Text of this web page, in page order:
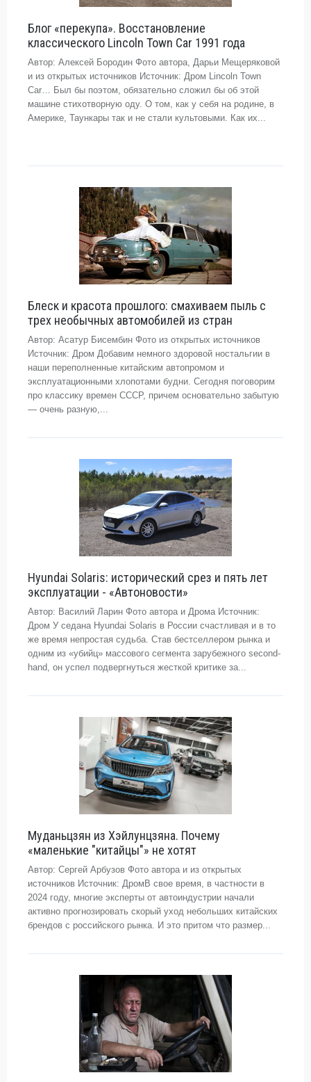
Блог «перекупа». Восстановление
классического Lincoln Town Car 1991 года
Автор: Алексей Бородин Фото автора, Дарьи Мещеряковой
и из открытых источников Источник: Дром Lincoln Town
Car… Был бы поэтом, обязательно сложил бы об этой
машине стихотворную оду. О том, как у себя на родине, в
Америке, Таункары так и не стали культовыми. Как их...
Блеск и красота прошлого: смахиваем пыль с
трех необычных автомобилей из стран
Автор: Асатур Бисембин Фото из открытых источников
Источник: Дром Добавим немного здоровой ностальгии в
наши переполненные китайским автопромом и
эксплуатационными хлопотами будни. Сегодня поговорим
про классику времен СССР, причем основательно забытую
— очень разную,...
Hyundai Solaris: исторический срез и пять лет
эксплуатации - «Автоновости»
Автор: Василий Ларин Фото автора и Дрома Источник:
Дром У седана Hyundai Solaris в России счастливая и в то
же время непростая судьба. Став бестселлером рынка и
одним из «убийц» массового сегмента зарубежного second-
hand, он успел подвергнуться жесткой критике за...
Муданьцзян из Хэйлунцзяна. Почему
«маленькие "китайцы"» не хотят
Автор: Сергей Арбузов Фото автора и из открытых
источников Источник: ДромВ свое время, в частности в
2024 году, многие эксперты от автоиндустрии начали
активно прогнозировать скорый уход небольших китайских
брендов с российского рынка. И это притом что размер...